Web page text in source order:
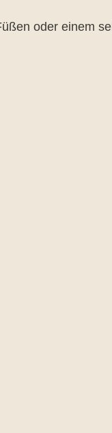
oder einem